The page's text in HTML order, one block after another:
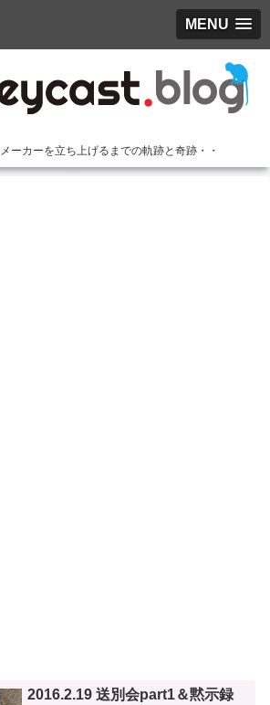
MENU
ーカーを立ち上げるまでの軌跡と奇跡・・
2016.2.19 送別会part1＆黙示録